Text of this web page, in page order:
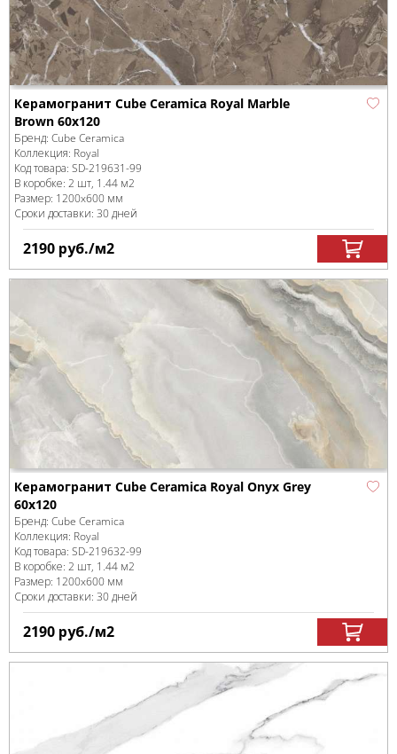
Керамогранит Cube Ceramica Royal Marble
Brown 60x120
Бренд: Cube Ceramica
Коллекция: Royal
Код товара: SD-219631-99
В коробке: 2 шт, 1.44 м2
Размер: 1200x600 мм
Сроки доставки: 30 дней
2190 руб./м2
Керамогранит Cube Ceramica Royal Onyx Grey
60x120
Бренд: Cube Ceramica
Коллекция: Royal
Код товара: SD-219632-99
В коробке: 2 шт, 1.44 м2
Размер: 1200x600 мм
Сроки доставки: 30 дней
2190 руб./м2